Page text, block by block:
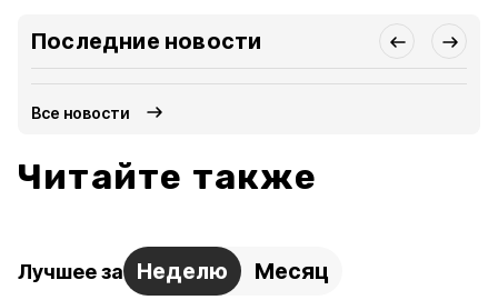
Последние новости
Все новости
Читайте также
Лучшее за Неделю Месяц